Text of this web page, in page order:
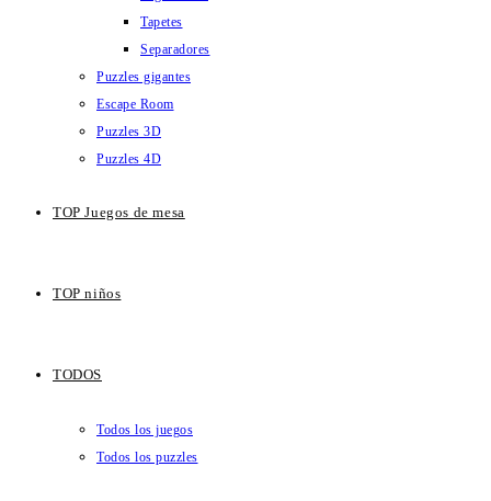
Tapetes
Separadores
Puzzles gigantes
Escape Room
Puzzles 3D
Puzzles 4D
TOP Juegos de mesa
TOP niños
TODOS
Todos los juegos
Todos los puzzles